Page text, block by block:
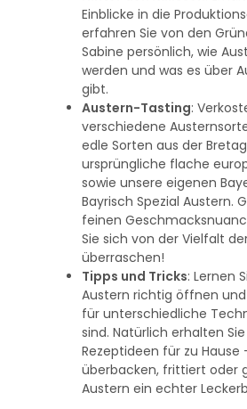
Einblicke in die
erfahren Sie von den
Sabine persönlich, wie
werden und was es über
gibt.
Austern-Tasting:
verschiedene
edle Sorten aus der
ursprüngliche flache
sowie unsere eigenen
Bayrisch Spezial Austern.
feinen
Sie sich von der Vielfalt
überraschen!
Tipps und Tricks: Lernen
Austern richtig öffnen
für unterschiedliche
sind. Natürlich erhalten
Rezeptideen für zu Hause
überbacken, frittiert oder
Austern ein echter